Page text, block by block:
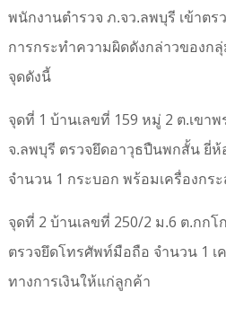
พนักงานตำรวจ ภ.จว.ลพบุรี เข้าต
การกระทำความผิดดังกล่าวของก
จุดดังนี้
จุดที่ 1 บ้านเลขที่ 159 หมู่ 2 ต.เขาพ
จ.ลพบุรี ตรวจยึดอาวุธปืนพกสั้น ยี่ห้
จำนวน 1 กระบอก พร้อมเครื่องกร
จุดที่ 2 บ้านเลขที่ 250/2 ม.6 ต.กกโ
ตรวจยึดโทรศัพท์มือถือ จำนวน 1 เ
ทางการเงินให้แก่ลูกค้า